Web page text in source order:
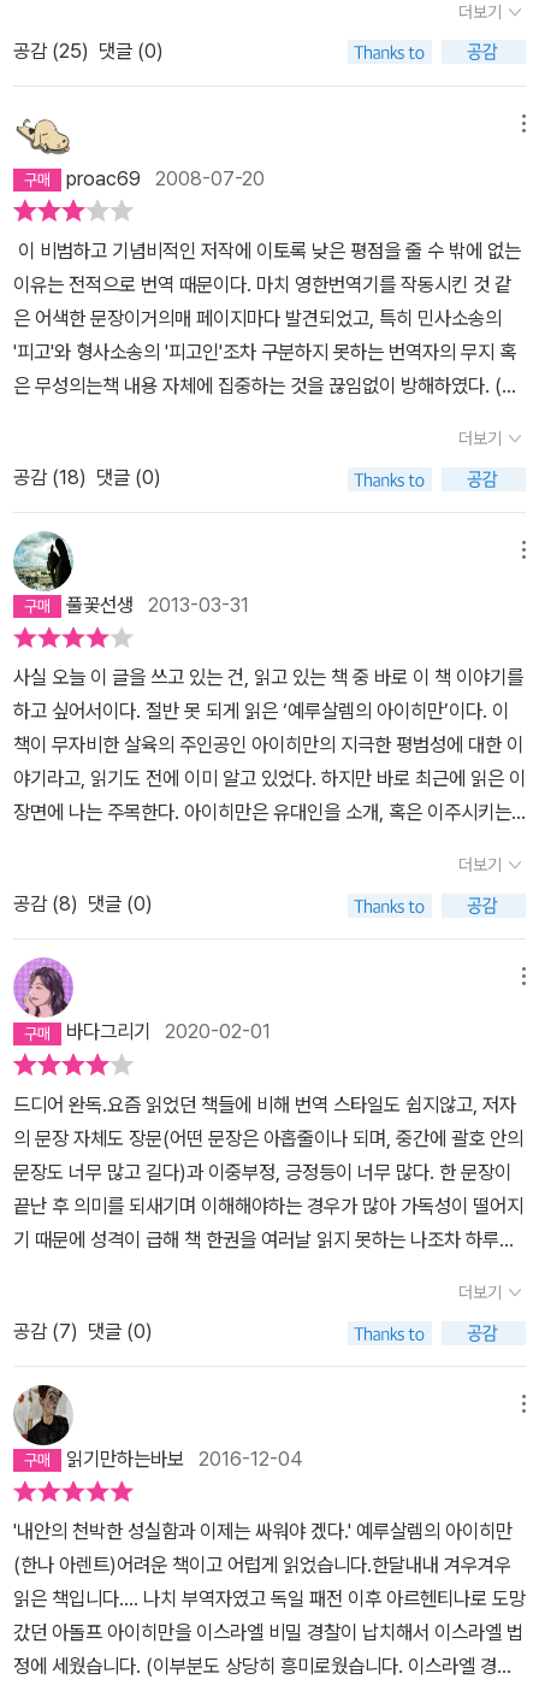
불가리아, 그리스, 루마니아, 헝가리, 스로바키아에 이르기까지 전 유
럽이 참여한 이송과 학살센터에 관한 증거와 증언들이 이어진다. 마
후기가 섬뜩하게 읽힌다. 난징 대학살이나 캄보디아의 크메르 루즈
등 헤아릴 수 없는 학살의 예가 있다. 얼마나 죽었나가 문제가 아니라
왜 죽였냐가 문제다. 명분이 무엇이든 방법이 어떠하든 여전히 계속
되는 폭력과 살인은 어쩌면 인간의 원죄인지도 모른다. 지나간 역사
에서 우리가 찾아낼 수 있는 것은 단순한 교훈만이 아닐 것이다. 예루
살렘에 나타난 아이히만을 바라보며 우리는 먼저 자신을 돌아보아야
한다. 우리 안에 숨어있는 아이히만을 말이다. 061130-132
내가 흥미를 느꼈던 부분은 따로 있었다. 무엇보다도, 그 당시 유럽 전
역에서 유대인을 어떤 식으로 처리했는지 국가별로 매우 상세하게 설
명하고 있다. 요약하자면, 독일이 저지른 것마냥 반드시 유대인을 이
지구에서 축출해버려야겠다는 정도의 태도는 아니었지만, 상당수의
독일 주변국들은 각자의 경제/정치/사회적 이유에 따라서 유대인을
2등 시민으로 대우했다. 그 국가들 중 몇몇은 독일이 “최종해결책”을
선포했을 때 매우 협조적이기까지 했다. 이러한 차별정책에 명백하게
반대의견을 표하고 그에 따른 정치적 행동에 나섰던 국가는, 이 책에
따르면 덴마크가 거의 유일하다.그 와중에 1등 시민 대우를 받았던 부
다는 점도 빼놓을 수는 없겠다. 물론 여기에는 고려해볼만한, 약간의
맥락이 있긴 하다. 반유대주의의 거울쌍으로 탄생한 시온주의의 영향
덕분에, 어떤 유대인들은 실제로 독일(과 유럽)을 떠나 새로운 공동체
를 만들고 싶어했고, 이들은 유대인을 지배지역 밖으로 이송하고자
했던 독일의 초기 유대인 정책에 실제로 “협조”했다. 추방당하는 유
대인들은 거의 전재산을 몰수당하는 처지에 놓일 수 밖에 없었음에도
그랬다. 아마 이들 중 일부는 독일의 유대인 정책이 “최종해결책”으
로 변화한 것을 제대로 감지하지 못하고, “이송” 과정에 협조했을 지
도 모른다.또 하나 주목했던 부분은, 일종의 총체적 엉망진창이라고
부를 수 있을만한 어떤 사회적 분위기였다. 무엇보다도 재판을 받고
있는 아이히만의 정신과 기억이 뒤죽박죽이어서, 이 사람이 어떤 생
각을 하고 있고 어떤 이야기를 하고 있는 것인지 그 내용을 파악하기
가도 그 점이 불리하게 작용할 때는 자신이 한 일이 아니었다고 발뺌
대인에 대한 첫번째 공개적 차별정책인 소개령 자체도 “이게 말이 되
는 정책인가?”라는 의구심을 자아내지만, 그에 협조하는 유대인도 있
고, 이때다 싶어 신나서 날뛰며 소개령을 거부하는 유대인을 죽이러
다니는 독일인도 있고, 뒷돈을 받고 유대인의 책무(?)를 면제해주는
증명서를 발급해주거나 이송목록에서 제외시키는 관리도 있다. 뒷돈
액수도 지역에 따라 천차만별이라, 적게는 인당 50마르크에서 많게
는 1만 마르크까지 치솟는다. 아이히만을 둘러싼 명령체계도 일관성
있게 잡혀있지 않으며, 정부의 각 부처들은 힘겨루기에 골몰하고, 무
엇보다도 최고통수권자였던 히틀러의 명령도 손바닥 뒤집히듯 뒤집
히는데, 당연히 근거가 전혀 없다. 그 속에서 아이히만은 혼란한 정부
의 상태를 탓하며 “자신에게 주어진 사명”을 다하기 위해 동분서주한
지? 라는 생각이 들 정도다.이런 모습을 보면서, 악의 평범성이라는
개념을 통해 아렌트가 하고 싶었던 말에 대해서 다른 시각을 갖게 됐
다. 도덕적 악은 이렇게 정돈되지 않은 집단, 좋은 사회에 대한 지향점
이 확실하지 않은 공동체에서 발생한다. 이런 집단은 개인에게 무엇
이 옳고 그른지 판단할 수 있는 잣대를 제공하지 않기 때문이다. 만약
개인이 혼자 수양과 반성을 통해 도덕적 기준을 발견할 수 있다면 이
런 상황이 큰 문제가 되지 않겠으나, 안타깝게도 인간은 공동체 속에
서 살아가며 구성원들과 함께 하는 삶 속에서만 그 기준을 얻을 수 있
다. 도덕적 지향이 없는 집단 속에서 지내다보면, 그 안에서 높은 지위
더보기
공감 (25) 댓글 (0)
proac69 2008-07-20
이 비범하고 기념비적인 저작에 이토록 낮은 평점을 줄 수 밖에 없는
이유는 전적으로 번역 때문이다. 마치 영한번역기를 작동시킨 것 같
은 어색한 문장이거의매 페이지마다 발견되었고, 특히 민사소송의
'피고'와 형사소송의 '피고인'조차 구분하지 못하는 번역자의 무지 혹
은 무성의는책 내용 자체에 집중하는 것을 끊임없이 방해하였다. (그
부시'운운하는 책을읽고 있다고 생각해 보시기를...)하지만 한나 아렌
트가 제기한 '악의 평범성'이라는개념의가치는40여년이 지난 오늘날
까지 조금도줄어들지 않았음이 분명하다. '악의 평범성' 개념은 필립
짐바르도가 스탠포드 모의 교도소 실험을 통해 더욱구체화하였으므
로, 관심있는 독자들은<루시퍼 이팩트>를 함께 읽어보면 더욱 좋을
것 같다.
더보기
공감 (18) 댓글 (0)
풀꽃선생 2013-03-31
사실 오늘 이 글을 쓰고 있는 건, 읽고 있는 책 중 바로 이 책 이야기를
하고 싶어서이다. 절반 못 되게 읽은 ‘예루살렘의 아이히만’이다. 이
책이 무자비한 살육의 주인공인 아이히만의 지극한 평범성에 대한 이
야기라고, 읽기도 전에 이미 알고 있었다. 하지만 바로 최근에 읽은 이
장면에 나는 주목한다. 아이히만은 유대인을 소개, 혹은 이주시키는
유대인들을 마다가스카르에 이주시키려 했단다.) 하지만 결국 히틀러
가 그들의 ‘이주’가 아닌 ‘학살’을 결정하고 아랫것들에게 명령을 전하
는 과정에서 아이히만은 충격을 받는다. 뭐, 비인간적인 행위를 해야
만 하는 고통 따위라기보다 그 앞에 구축했던 자신의 계획들이나 방
안들이 무용지물이 되는 것에 대한 허무감이었는지도 모른다. 그런
데 나치가 사용하는 표현 중에 ‘언어규칙’이란 게 있었단다. 우리가 일
상어로 ‘거짓말’이라고 하는 것을 그들은 ‘언어규칙’이라고 불렀단다.
대표단이 추가로 방문하기를 원한 베르겐벨젠 수용소에 발생하지도
않은 전염병 티푸스가 발생했다는 식의 거짓말.... 아이히만이 구사하
는 언어에는 구호와 관용구가 많았다고 하는데 바로 나치의 ‘언어규
칙’에 참으로 적합한, 이상적인 존재였던 것이다. 가령 ‘최종해결책’이
란 말은 유태인에 대한 학살을 의미한다. 이 대목을 읽으며 (현재 딱
여기까지 읽었다.) 나는 지난 5년간, 우리 사회에서 언론이 실종되고
언어가 제 기능을 하지 못하게 된 일에 대해 동료랑 이야기를 나누었
적 포퓰리즘’이라 표현하는 것을 두고 이 땅에서 말이라는 것이 이렇
게 고생하고 있다면서 개탄했다. 나는 한 2년 전쯤인가, 예산안 날치
기 통과에 성공한 한나라당의 김무성 의원이 그 날치기를 두고 ‘이것
이 정의다!’라고 할 때, ‘말’이 가지는 신성성과 주술성이 와르르 무너
지는 것을 몸으로 느꼈던, 몸이 아팠던 적이 있다. 그 이후로 ‘도덕적
으로 완벽한 정권’이라는 둥 어록을 남긴 MB를 비롯하여 많은 아류
들이 말을 유린하는 것을 지켜보았다. 학교에서 가장 거짓말 잘하고
사람들 영혼을 갈기갈기 찢어놓는 사람이 ‘순수하고 깨끗하게 살아야
한다’고 말하는 것을 보았다. 말이란 게 선점한다고 자기 것이 되는 것
더보기
공감 (8) 댓글 (0)
바다그리기 2020-02-01
드디어 완독.요즘 읽었던 책들에 비해 번역 스타일도 쉽지않고, 저자
의 문장 자체도 장문(어떤 문장은 아홉줄이나 되며, 중간에 괄호 안의
문장도 너무 많고 길다)과 이중부정, 긍정등이 너무 많다. 한 문장이
끝난 후 의미를 되새기며 이해해야하는 경우가 많아 가독성이 떨어지
기 때문에 성격이 급해 책 한권을 여러날 읽지 못하는 나조차 하루만
이 왜 오랜 시간동안 명저로손꼽히며 수많은 책에서 언급되고 있는지
그 이유를충분히 이해할 수 있었던 정말 좋은 책이다.히틀러의 나치
가 독일과 유럽지역에서 위세를 떨치던 시기에 유대인들의 이동과 학
살을 주도적으로 행했던나치 친위대원 중 한명인 아이히만.그는 전후
15년동안 신분을 바꾸고 숨어 살다가 유대인들에게 체포되어 예루살
렘으로 납치 되었고, 그곳 법정에서 재판을 받게된다.미국 일간지의
의뢰로 그 재판을 처음부터 끝까지 지켜보고 기고했던 저자 한나 아
렌트의 기록을 모은 것이 바로 이 책 ‘예루살렘의 아이히만‘이다.저자
한나 아렌트는 유대인이지만, 자신의 민족을 학살한 전범 아이히만의
재판을 기록하는 동안 놀라울 정도로 객관적이고 공정한 시선을 유지
하고 있으며, 철학자로서 인간에 대한 깊은 통찰을 바탕으로 냉정하
게 아이히만과 그가 저지른 행위, 재판을 받는 그의 태도와 재판에 관
더보기
공감 (7) 댓글 (0)
읽기만하는바보 2016-12-04
'내안의 천박한 성실함과 이제는 싸워야 겠다.' 예루살렘의 아이히만
(한나 아렌트)어려운 책이고 어럽게 읽었습니다.한달내내 겨우겨우
읽은 책입니다.... 나치 부역자였고 독일 패전 이후 아르헨티나로 도망
갔던 아돌프 아이히만을 이스라엘 비밀 경찰이 납치해서 이스라엘 법
정에 세웠습니다. (이부분도 상당히 흥미로웠습니다. 이스라엘 경찰